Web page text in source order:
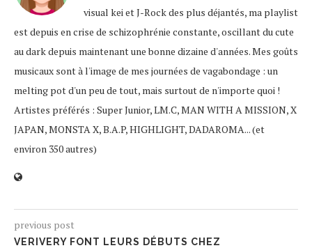
visual kei et J-Rock des plus déjantés, ma playlist
est depuis en crise de schizophrénie constante, oscillant du cute
au dark depuis maintenant une bonne dizaine d'années. Mes goûts
musicaux sont à l'image de mes journées de vagabondage : un
melting pot d'un peu de tout, mais surtout de n'importe quoi !
Artistes préférés : Super Junior, LM.C, MAN WITH A MISSION, X
JAPAN, MONSTA X, B.A.P, HIGHLIGHT, DADAROMA... (et
environ 350 autres)
previous post
VERIVERY FONT LEURS DÉBUTS CHEZ